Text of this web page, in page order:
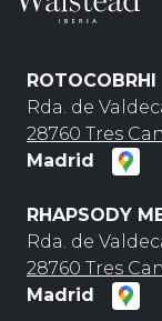
ROTOCOBRHI
Rda. de
28760 Tres
Madrid
RHAPSODY
Rda. de
28760 Tres
Madrid